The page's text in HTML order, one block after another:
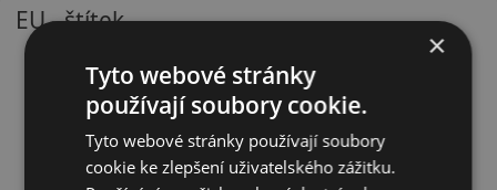
EU - štítek
×
Tyto webové stránky
používají soubory cookie.
Tyto webové stránky používají soubory
cookie ke zlepšení uživatelského zážitku.